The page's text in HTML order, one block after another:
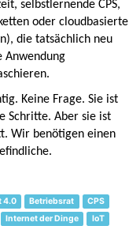
selbstlernende CPS,
oder cloudbasierte
die tatsächlich neu
Anwendung
Keine Frage. Sie ist
Schritte. Aber sie ist
Wir benötigen einen
4.0 Betriebsrat
CPS
Internet der Dinge
IoT